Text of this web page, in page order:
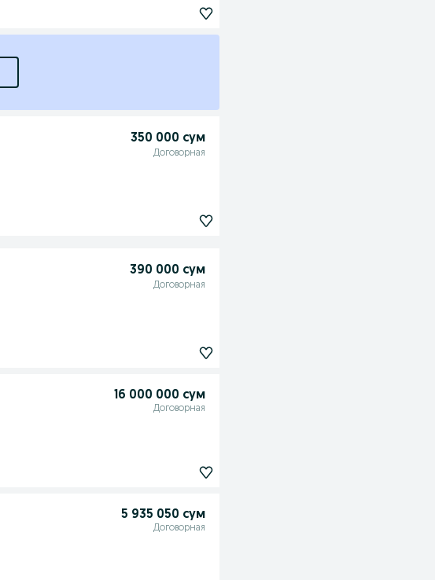
350 000 сум
Договорная
390 000 сум
Договорная
16 000 000 сум
Договорная
5 935 050 сум
Договорная